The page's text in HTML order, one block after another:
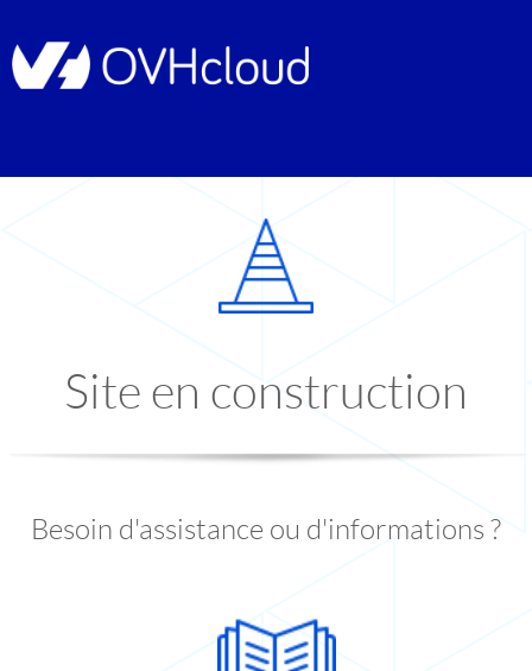
Site en construction
Besoin d'assistance ou d'informations ?